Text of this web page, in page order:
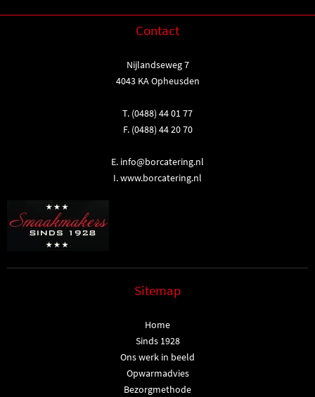
Contact
Nijlandseweg 7
4043 KA Opheusden
T. (0488) 44 01 77
F. (0488) 44 20 70
E. info@borcatering.nl
I.www.borcatering.nl
Sitemap
Home
Sinds 1928
Ons werk in beeld
Opwarmadvies
Bezorgmethode